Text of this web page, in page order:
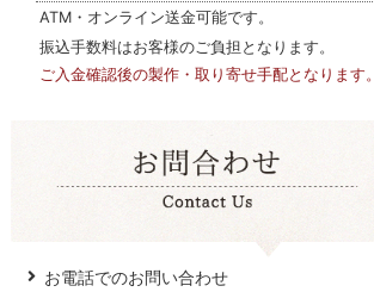
ATM・オンライン送金可能です。
振込手数料はお客様のご負担となります。
ご入金確認後の製作・取り寄せ手配となります。
お電話でのお問い合わせ